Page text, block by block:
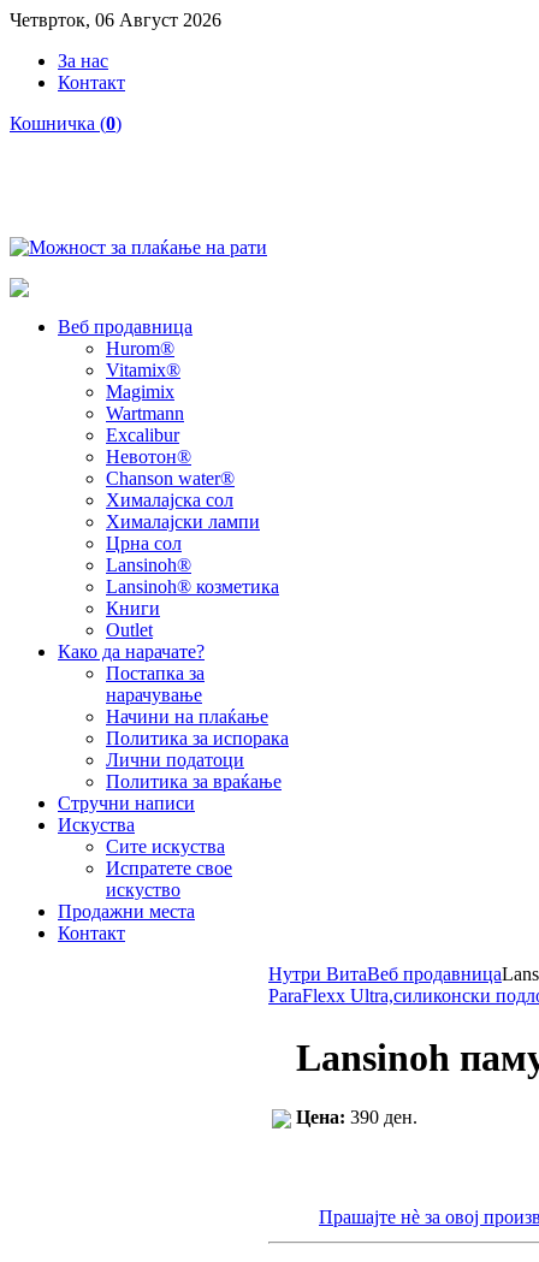
Четврток, 06 Август 2026
За нас
Контакт
Кошничка (0)
Веб продавница
Hurom®
Vitamix®
Magimix
Wartmann
Excalibur
Невотон®
Chanson water®
Хималајска сол
Хималајски лампи
Црна сол
Lansinoh®
Lansinoh® козметика
Книги
Outlet
Како да нарачате?
Постапка за
нарачување
Начини на плаќање
Политика за испорака
Лични податоци
Политика за враќање
Стручни написи
Искуства
Сите искуства
Испратете свое
искуство
Продажни места
Контакт
Нутри ВитаВеб продавница
ParaFlexx Ultra,силиконски
Lansinoh
Цена: 390 ден.
Прашајте нè за овој